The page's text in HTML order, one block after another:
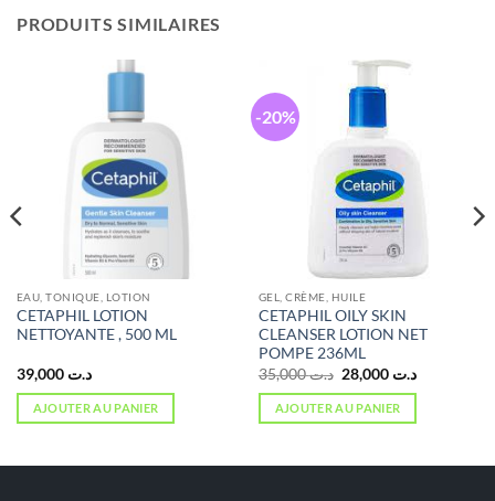
PRODUITS SIMILAIRES
EAU, TONIQUE, LOTION
CETAPHIL LOTION
NETTOYANTE , 500 ML
د.ت 39,000
AJOUTER AU PANIER
-20%
GEL, CRÈME, HUILE
CETAPHIL OILY SKIN
CLEANSER LOTION NET
POMPE 236ML
د.ت35,000
Le
prix
initial
était :
د.ت 35,000.
د.ت 28,000
Le
AJOUTER AU PANIER